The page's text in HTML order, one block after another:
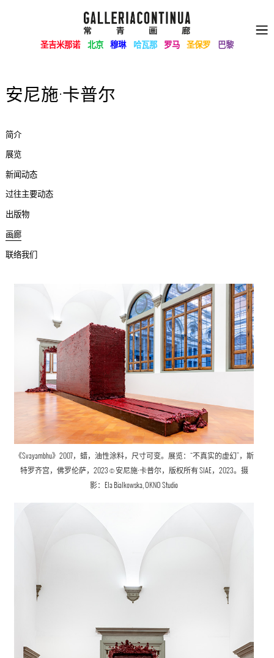
圣吉米那诺 北京 穆琳 哈瓦那 罗马 圣保罗 巴黎
安尼施·卡普尔
简介
展览
新闻动态
过往主要动态
出版物
画廊
联络我们
《Svayambhu》2007，蜡，油性涂料，尺寸可变。展览：“不真实的虚幻”，斯
特罗齐宫，佛罗伦萨，2023 © 安尼施·卡普尔，版权所有 SIAE，2023。摄
影：Ela Bialkowska, OKNO Studio